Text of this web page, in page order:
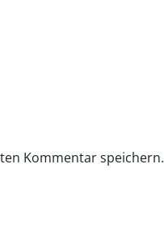
Kommentar speichern.